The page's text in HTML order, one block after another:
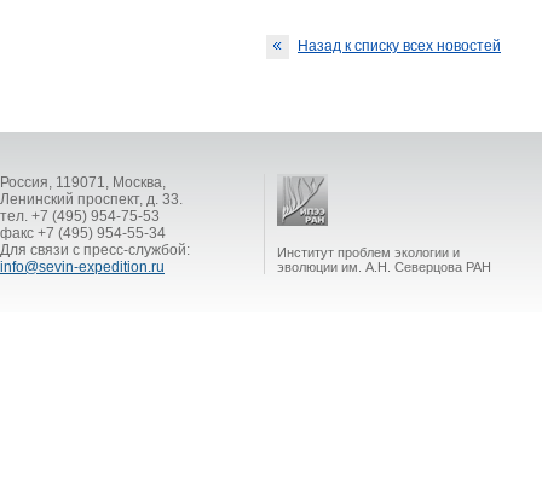
Назад к списку всех новостей
Россия, 119071, Москва,
Ленинский проспект, д. 33.
тел. +7 (495) 954-75-53
факс +7 (495) 954-55-34
Для связи с пресс-службой:
info@sevin-expedition.ru
Институт проблем экологии и
эволюции им. А.Н. Северцова РАН